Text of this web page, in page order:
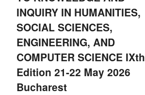
INQUIRY IN HUMANITIES,
SOCIAL SCIENCES,
ENGINEERING, AND
COMPUTER SCIENCE IXth
Edition 21-22 May 2026
Bucharest